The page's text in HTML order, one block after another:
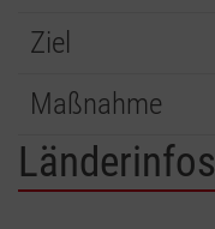
Ziel
Maßnahme
Länderinfos